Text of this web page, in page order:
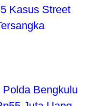
Kasus Street
Bengkulu